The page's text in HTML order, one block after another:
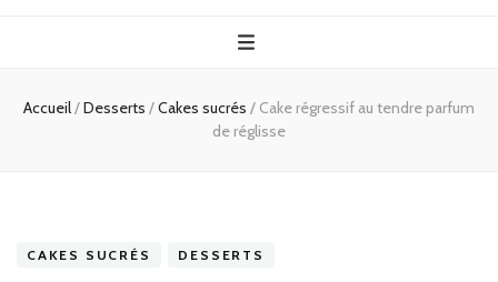
Serviettes
Accueil/Desserts /Cakes sucrés / Cake régressif au tendre parfum
de réglisse
CAKES SUCRÉS DESSERTS